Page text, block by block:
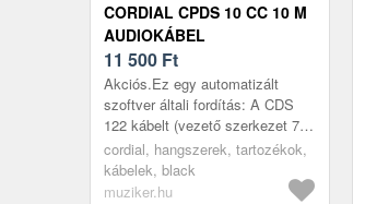
CORDIAL CPDS 10 CC 10 M
AUDIOKÁBEL
11 500 Ft
Akciós.Ez egy automatizált
szoftver általi fordítás: A CDS
122 kábelt (vezető szerkezet 7 x
0, 20 mm, vezető
keresztmetszet 0, 22 mm²,
karakterisztikus im...
cordial, hangszerek, tartozékok,
kábelek, black
muziker.hu